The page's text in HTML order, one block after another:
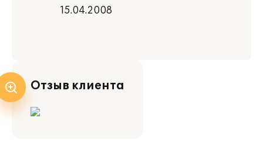
15.04.2008
Отзыв клиента